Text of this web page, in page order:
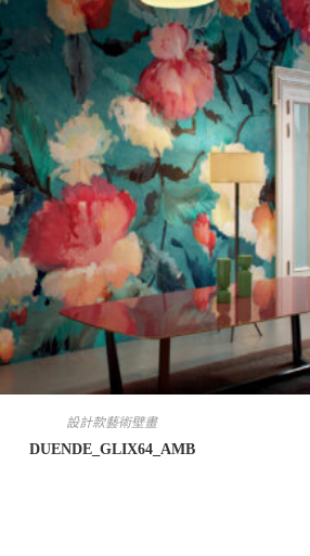
設計款藝術壁畫
DUENDE_GLIX64_AMB